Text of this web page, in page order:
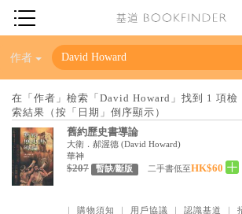
神學／教義
聖經
信仰入門
教會歷史
作者
在「作者」檢索「David Howard」找到 1 項檢
索結果（按「日期」倒序顯示）
舊約歷史書導論
大衛．郝渥德 (David Howard)
華神
$207 暫缺/斷版 二手書低至HK$60
｜ 購物須知 ｜ 用戶協議 ｜ 認識基道 ｜